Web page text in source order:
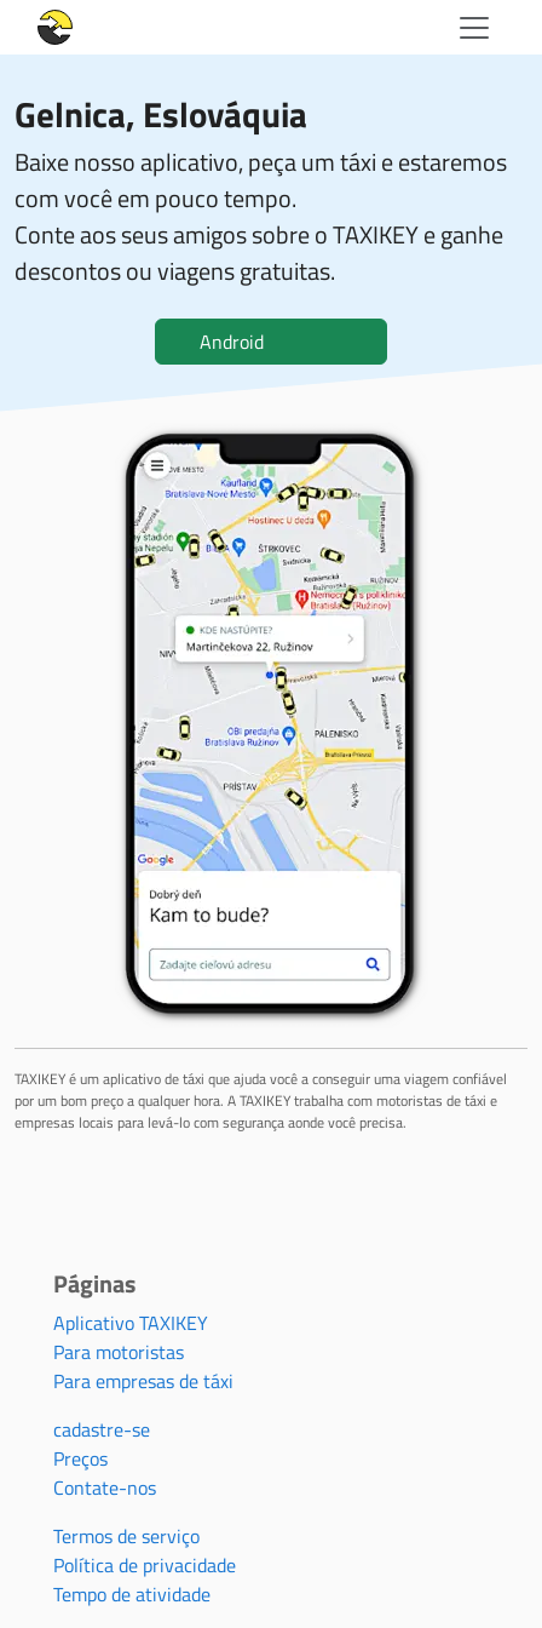
Gelnica, Eslováquia
Baixe nosso aplicativo, peça um táxi e estaremos
com você em pouco tempo.
Conte aos seus amigos sobre o TAXIKEY e ganhe
descontos ou viagens gratuitas.
Android
TAXIKEY é um aplicativo de táxi que ajuda você a conseguir uma viagem confiável
por um bom preço a qualquer hora. A TAXIKEY trabalha com motoristas de táxi e
empresas locais para levá-lo com segurança aonde você precisa.
Páginas
Aplicativo TAXIKEY
Para motoristas
Para empresas de táxi
cadastre-se
Preços
Contate-nos
Termos de serviço
Política de privacidade
Tempo de atividade